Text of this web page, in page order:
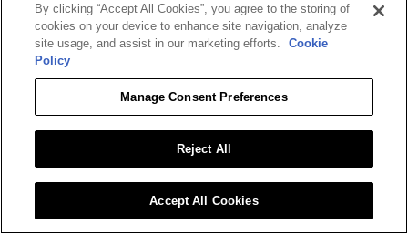
Nutzungsbedingungen Datenschutzbestimmung
Cookie-Richtlinie
Nährwertangaben
Benriach ist eine eingetragene Marke. ©2026 Benriach. Alle Rechte
Für weitere Informationen klicke bitte aufRESPONSIBLEdrinking.eu
oderOurThinkingAboutDrinking.com
Alle anderen Marken sind Eigentum ihrer jeweiligen Inhaber.
Bitte zeige oder teile diese Inhalte nicht mit Personen unter 18 Jahren.
By clicking “Accept All Cookies”, you agree to the storing of
cookies on your device to enhance site navigation, analyze
site usage, and assist in our marketing efforts.
Cookie
Policy
Manage Consent Preferences
Reject All
Accept All Cookies